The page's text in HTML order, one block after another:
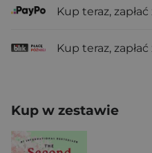
Kup teraz, zapłać
Kup teraz, zapłać
Kup w zestawie